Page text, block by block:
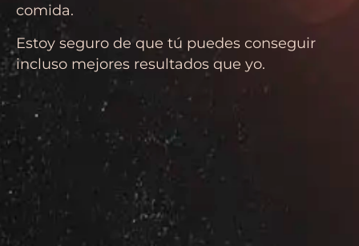
comida.
Estoy seguro de que tú puedes conseguir
incluso mejores resultados que yo.